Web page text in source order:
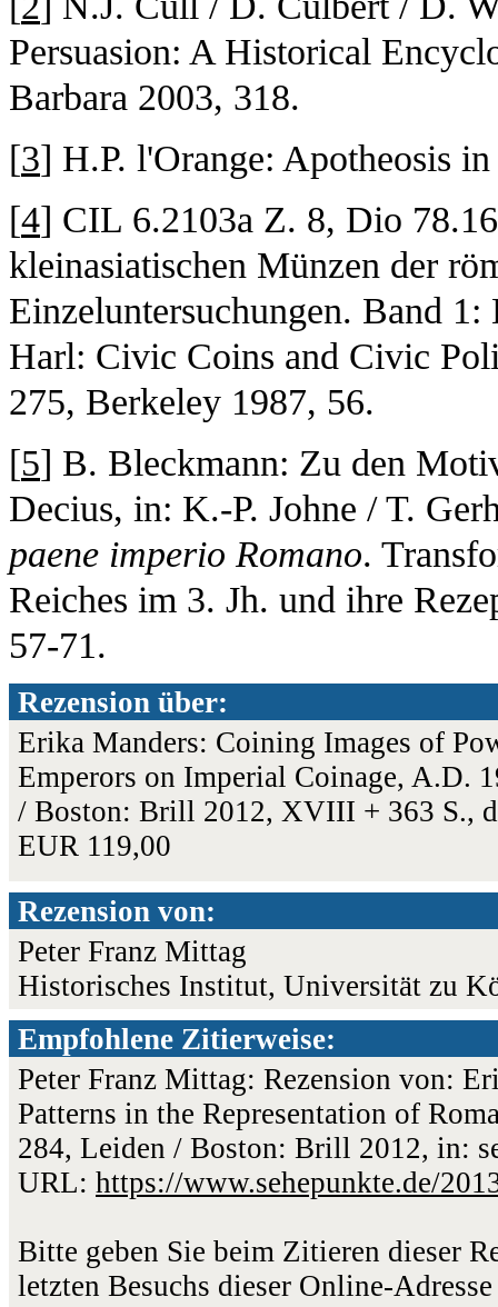
Persuasion: A Historical
Barbara 2003, 318.
[3] H.P. l'Orange: Apotheosis
[4] CIL 6.2103a Z. 8, Dio
kleinasiatischen Münzen der
Einzeluntersuchungen. Band
Harl: Civic Coins and Civic
275, Berkeley 1987, 56.
[5] B. Bleckmann: Zu den
Decius, in: K.-P. Johne / T.
paene imperio Romano.
Reiches im 3. Jh. und ihre
57-71.
Rezension über:
Erika Manders: Coining Images of
Emperors on Imperial Coinage, A.D.
/ Boston: Brill 2012, XVIII + 363 S.,
EUR 119,00
Rezension von:
Peter Franz Mittag
Historisches Institut, Universität zu
Empfohlene Zitierweise:
Peter Franz Mittag: Rezension von:
Patterns in the Representation of
284, Leiden / Boston: Brill 2012, in:
URL: https://www.sehepunkte.de/
Bitte geben Sie beim Zitieren dieser
letzten Besuchs dieser Online-Adresse